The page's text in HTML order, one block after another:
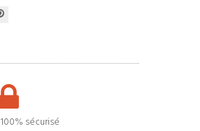
sécurisé